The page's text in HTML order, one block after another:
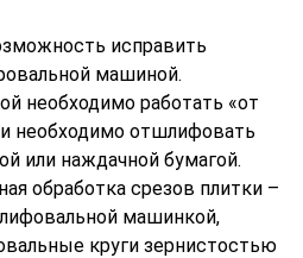
исправить
машиной.
необходимо работать «от
необходимо отшлифовать
или наждачной бумагой.
обработка срезов плитки –
машинкой,
круги зернистостью